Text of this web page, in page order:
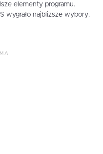
elementy programu.
wygrało najbliższe wybory.